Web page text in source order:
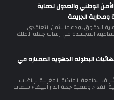
الوطني والعدول لحماية
ومحاربة الجريمة
الحقوق، ودعما للأمن التعاقدي
المجسدة في رسالة جلالة الملك
البطولة الجهوية الممتازة في
الجامعة الملكية المغربية لرياضات
الفداء وعصبة جهة الدار البيضاء سطات